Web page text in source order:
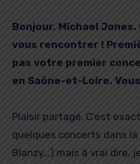
Bonjour, Michael Jones.
vous rencontrer !
pas votre premier
en Saône-et-Loire.
Plaisir partagé. C’est
quelques concerts dans
Blanzy…) mais à vrai dire,